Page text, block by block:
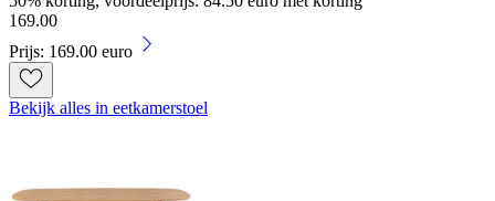
169.00
Prijs: 169.00 euro
Bekijk alles in eetkamerstoel